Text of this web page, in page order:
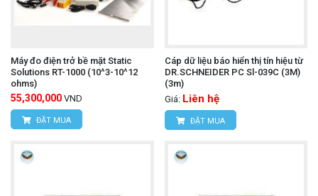
Máy đo điện trở bề mặt Static
Solutions RT-1000 (10^3-10^12
ohms)
55,300,000 VND
ĐẶT MUA
Cáp dữ liệu báo hiển thị tín hiệu từ
DR.SCHNEIDER PC Sl-039C (3M)
(3m)
Giá: Liên hệ
ĐẶT MUA